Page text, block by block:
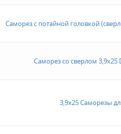
Саморез с потайной головкой
Саморез со сверлом 3,9х25
3,9х25 Саморезы